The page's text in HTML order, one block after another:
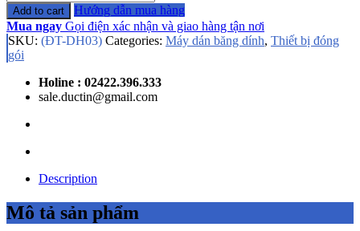
Add to cart
Hướng dẫn mua hàng
Mua ngay Gọi điện xác nhận và giao hàng tận nơi
SKU: (ĐT-DH03) Categories: Máy dán băng dính, Thiết bị đóng
gói
Holine : 02422.396.333
sale.ductin@gmail.com
Description
Mô tả sản phẩm